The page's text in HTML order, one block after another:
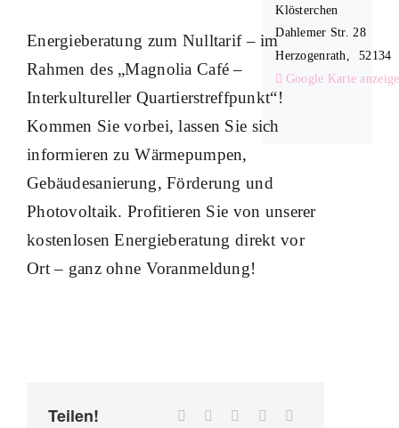
Energieberatung zum Nulltarif – im
Rahmen des „Magnolia Café –
Interkultureller Quartierstreffpunkt“!
Kommen Sie vorbei, lassen Sie sich
informieren zu Wärmepumpen,
Gebäudesanierung, Förderung und
Photovoltaik. Profitieren Sie von unserer
kostenlosen Energieberatung direkt vor
Ort – ganz ohne Voranmeldung!
Teilen!
Klösterchen
Dahlemer Str. 28
Herzogenrath
52134
Google Karte